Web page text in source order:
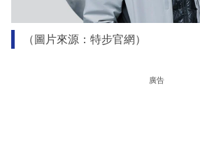
（圖片來源：特步官網）
廣告